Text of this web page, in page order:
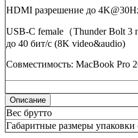
HDMI разрешение до
USB-C female （Thunder Bolt 3
до 40 бит/с (8K video&audio)
Совместимость: MacBook Pro
Описание
Вес брутто
Габаритные размеры